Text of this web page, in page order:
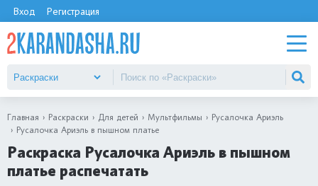
Вход Регистрация
Главная Раскраски Для детей Мультфильмы
Русалочка Ариэль
Русалочка Ариэль в пышном платье
Раскраска Русалочка Ариэль в пышном
платье распечатать